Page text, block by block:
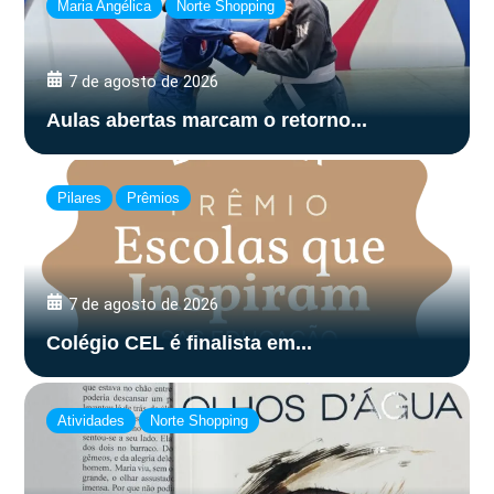
Maria Angélica Norte Shopping
7 de agosto de 2026
Aulas abertas marcam o retorno...
Pilares Prêmios
7 de agosto de 2026
Colégio CEL é finalista em...
Atividades Norte Shopping